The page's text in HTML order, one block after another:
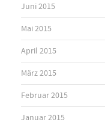
Juni 2015
Mai 2015
April 2015
März 2015
Februar 2015
Januar 2015